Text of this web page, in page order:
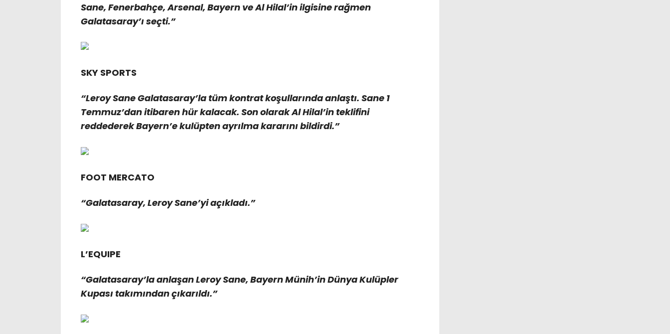
Sane, Fenerbahçe, Arsenal, Bayern ve Al Hilal’in ilgisine rağmen
Galatasaray’ı seçti.”
SKY SPORTS
“Leroy Sane Galatasaray’la tüm kontrat koşullarında anlaştı. Sane 1
Temmuz’dan itibaren hür kalacak. Son olarak Al Hilal’in teklifini
reddederek Bayern’e kulüpten ayrılma kararını bildirdi.”
FOOT MERCATO
“Galatasaray, Leroy Sane’yi açıkladı.”
L’EQUIPE
“Galatasaray’la anlaşan Leroy Sane, Bayern Münih’in Dünya Kulüpler
Kupası takımından çıkarıldı.”